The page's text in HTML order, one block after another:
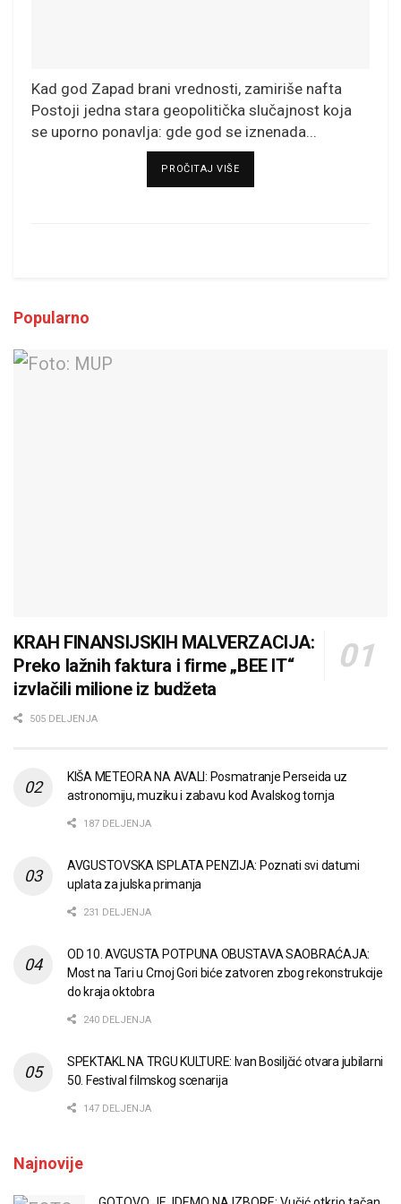
Kad god Zapad brani vrednosti, zamiriše nafta
Postoji jedna stara geopolitička slučajnost koja
se uporno ponavlja: gde god se iznenada...
PROČITAJ VIŠEDETAILS
Popularno
KRAH FINANSIJSKIH MALVERZACIJA:
Preko lažnih faktura i firme „BEE IT“
izvlačili milione iz budžeta
505 DELJENJA
KIŠA METEORA NA AVALI: Posmatranje Perseida uz
astronomiju, muziku i zabavu kod Avalskog tornja
187 DELJENJA
AVGUSTOVSKA ISPLATA PENZIJA: Poznati svi datumi
uplata za julska primanja
231 DELJENJA
OD 10. AVGUSTA POTPUNA OBUSTAVA SAOBRAĆAJA:
Most na Tari u Crnoj Gori biće zatvoren zbog rekonstrukcije
do kraja oktobra
240 DELJENJA
SPEKTAKL NA TRGU KULTURE: Ivan Bosiljčić otvara jubilarni
50. Festival filmskog scenarija
147 DELJENJA
Najnovije